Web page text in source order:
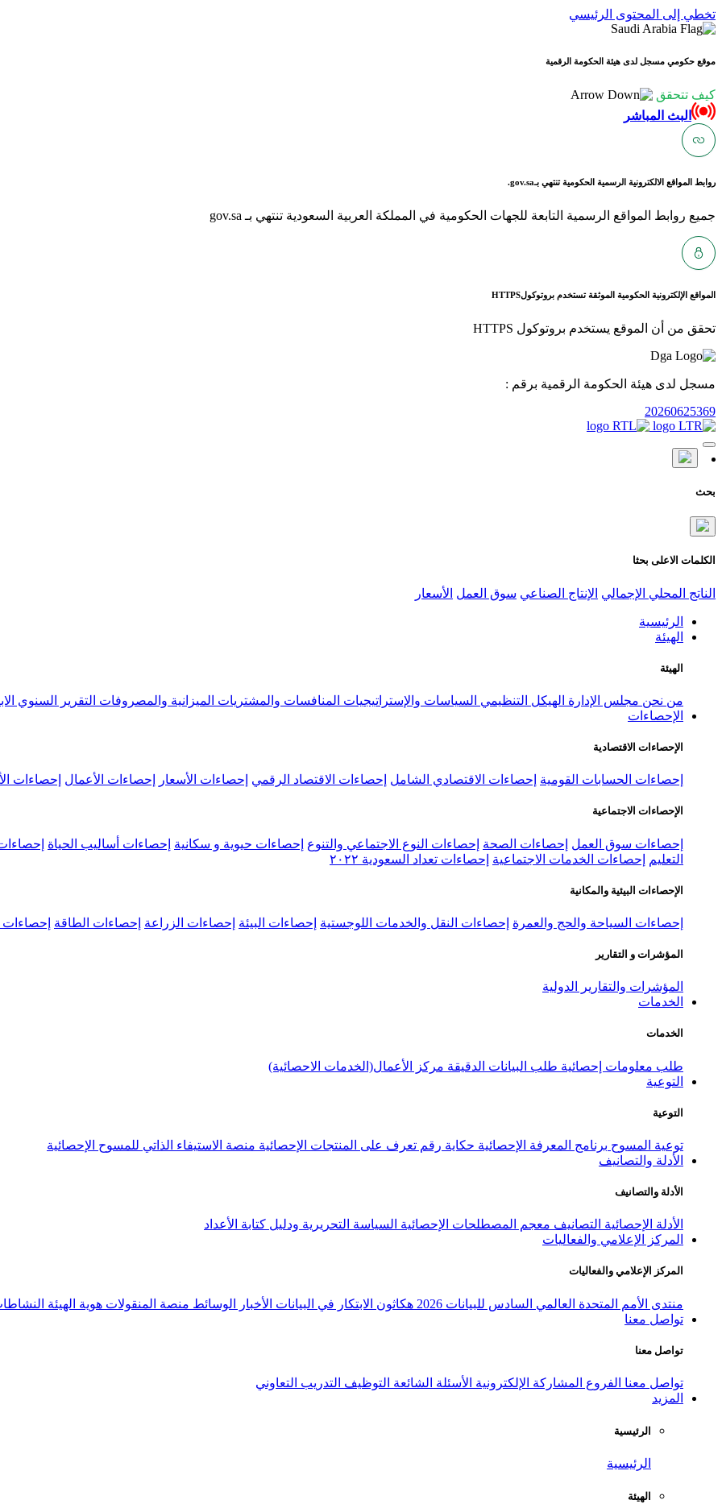
تخطي إلى المحتوى الرئيسي
موقع حكومي مسجل لدى هيئة الحكومة الرقمية
كيف تتحقق
البث المباشر
روابط المواقع الالكترونية الرسمية الحكومية تنتهي بـgov.sa.
جميع روابط المواقع الرسمية التابعة للجهات الحكومية في المملكة العربية السعودية تنتهي بـ gov.sa
المواقع الإلكترونية الحكومية الموثقة تستخدم بروتوكولHTTPS
تحقق من أن الموقع يستخدم بروتوكول HTTPS
مسجل لدى هيئة الحكومة الرقمية برقم :
20260625369
بحث
الكلمات الاعلى بحثا
الناتج المحلي الإجمالي الإنتاج الصناعي سوق العمل الأسعار
الرئيسية
الهيئة
الهيئة
من نحن مجلس الإدارة الهيكل التنظيمي السياسات والإستراتيجيات المنافسات والمشتريات الميزانية والمصروفات التقرير السنوي
الإحصاءات
الإحصاءات الاقتصادية
إحصاءات الحسابات القومية إحصاءات الاقتصادي الشامل إحصاءات الاقتصاد الرقمي إحصاءات الأسعار إحصاءات الأعمال إحصاءات
الإحصاءات الاجتماعية
إحصاءات سوق العمل إحصاءات الصحة إحصاءات النوع الاجتماعي والتنوع إحصاءات حيوية و سكانية إحصاءات أساليب الحياة
التعليم
إحصاءات الخدمات الاجتماعية إحصاءات تعداد السعودية ٢٠٢٢
الإحصاءات البيئية والمكانية
إحصاءات السياحة والحج والعمرة إحصاءات النقل والخدمات اللوجستية إحصاءات البيئة إحصاءات الزراعة إحصاءات الطاقة إحصاءات
المؤشرات و التقارير
المؤشرات والتقارير الدولية
الخدمات
الخدمات
طلب معلومات إحصائية طلب البيانات الدقيقة مركز الأعمال(الخدمات الاحصائية)
التوعية
التوعية
توعية المسوح برنامج المعرفة الإحصائية حكاية رقم تعرف على المنتجات الإحصائية منصة الاستيفاء الذاتي للمسوح الإحصائية
الأدلة والتصانيف
الأدلة والتصانيف
الأدلة الإحصائية التصانيف معجم المصطلحات الإحصائية السياسة التحريرية ودليل كتابة الأعداد
المركز الإعلامي والفعاليات
المركز الإعلامي والفعاليات
منتدى الأمم المتحدة العالمي السادس للبيانات 2026 هكاثون الابتكار في البيانات الأخبار الوسائط منصة المنقولات هوية الهيئة
تواصل معنا
تواصل معنا
تواصل معنا الفروع المشاركة الإلكترونية الأسئلة الشائعة التوظيف التدريب التعاوني
المزيد
الرئيسية
الرئيسية
الهيئة